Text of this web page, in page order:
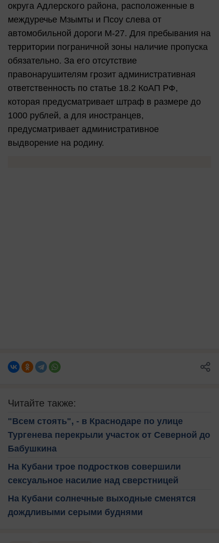
округа Адлерского района, расположенные в
междуречье Мзымты и Псоу слева от
автомобильной дороги М-27. Для пребывания на
территории пограничной зоны наличие пропуска
обязательно. За его отсутствие
правонарушителям грозит административная
ответственность по статье 18.2 КоАП РФ,
которая предусматривает штраф в размере до
1000 рублей, а для иностранцев,
предусматривает административное
выдворение на родину.
Читайте также:
"Всем стоять", - в Краснодаре по улице
Тургенева перекрыли участок от Северной до
Бабушкина
На Кубани трое подростков совершили
сексуальное насилие над сверстницей
На Кубани солнечные выходные сменятся
дождливыми серыми буднями